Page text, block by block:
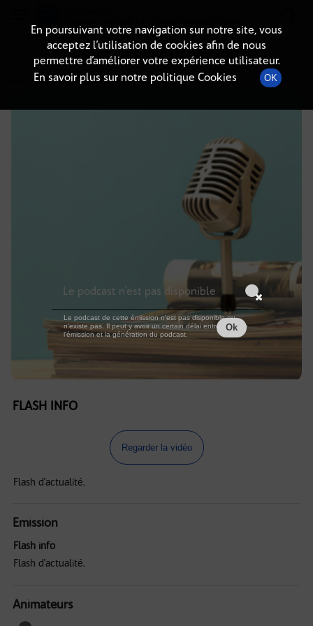
DÉTAILS DE L'ÉPISODE
15 avril 2025à 3h59, durée : Invalid date
FLASH INFO
Regarder la vidéo
Flash d'actualité.
Emission
Flash info
Flash d'actualité.
Animateurs
En poursuivant votre navigation sur notre site, vous
acceptez l’utilisation de cookies afin de nous
permettre d’améliorer votre expérience utilisateur.
En savoir plus sur notre politique Cookies
OK
Le podcast n'est pas disponible
Le podcast de cette émission n'est pas disponible ou
n'existe pas. Il peut y avoir un certain délai entre la fin de
l'émission et la génération du podcast.
Ok